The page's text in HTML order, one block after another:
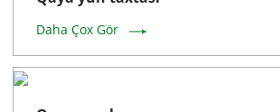
Daha Çox Gör